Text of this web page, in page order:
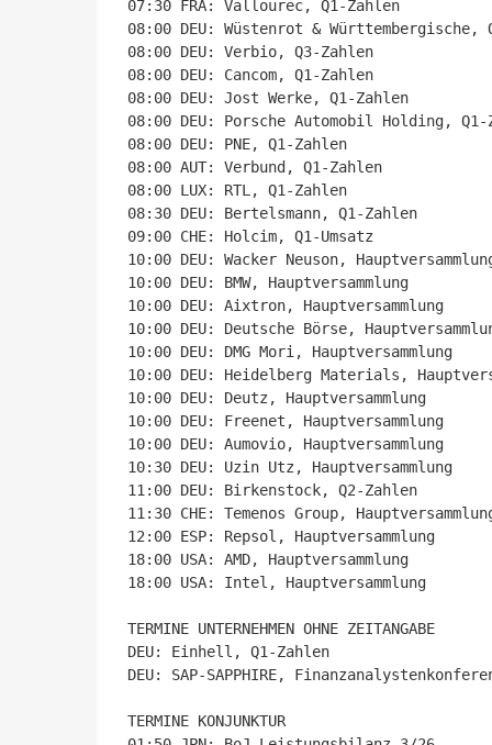
07:30 FRA: Vallourec, Q1-Zahlen
08:00 DEU: Wüstenrot & Württembergische,
08:00 DEU: Verbio, Q3-Zahlen
08:00 DEU: Cancom, Q1-Zahlen
08:00 DEU: Jost Werke, Q1-Zahlen
08:00 DEU: Porsche Automobil Holding, Q1-
08:00 DEU: PNE, Q1-Zahlen
08:00 AUT: Verbund, Q1-Zahlen
08:00 LUX: RTL, Q1-Zahlen
08:30 DEU: Bertelsmann, Q1-Zahlen
09:00 CHE: Holcim, Q1-Umsatz
10:00 DEU: Wacker Neuson,
10:00 DEU: BMW, Hauptversammlung
10:00 DEU: Aixtron, Hauptversammlung
10:00 DEU: Deutsche Börse,
10:00 DEU: DMG Mori, Hauptversammlung
10:00 DEU: Heidelberg Materials,
10:00 DEU: Deutz, Hauptversammlung
10:00 DEU: Freenet, Hauptversammlung
10:00 DEU: Aumovio, Hauptversammlung
10:30 DEU: Uzin Utz, Hauptversammlung
11:00 DEU: Birkenstock, Q2-Zahlen
11:30 CHE: Temenos Group,
12:00 ESP: Repsol, Hauptversammlung
18:00 USA: AMD, Hauptversammlung
18:00 USA: Intel, Hauptversammlung
TERMINE UNTERNEHMEN OHNE ZEITANGABE
DEU: Einhell, Q1-Zahlen
DEU: SAP-SAPPHIRE,
TERMINE KONJUNKTUR